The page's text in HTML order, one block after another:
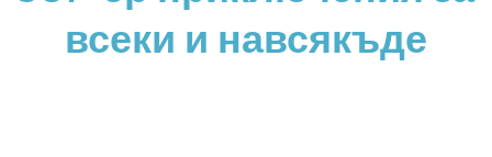
всеки и навсякъде